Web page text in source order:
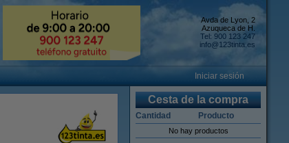
Avda de Lyon, 2
Azuqueca de H.
Tel: 900 123 247
info@123tinta.es
Iniciar sesión
Cesta de la compra
Cantidad Producto
No hay productos